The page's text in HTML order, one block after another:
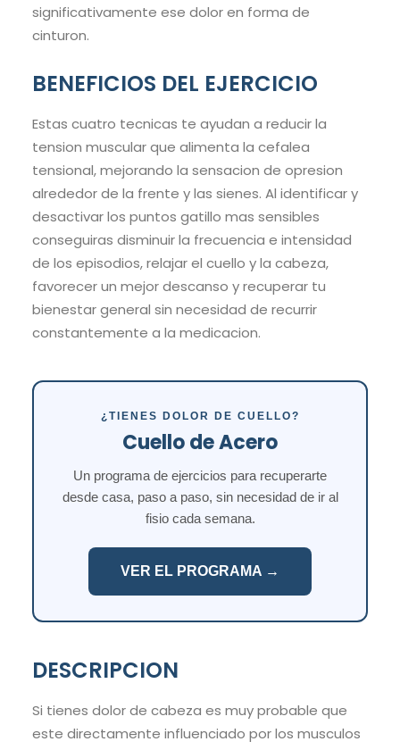
significativamente ese dolor en forma de
cinturon.
BENEFICIOS DEL EJERCICIO
Estas cuatro tecnicas te ayudan a reducir la
tension muscular que alimenta la cefalea
tensional, mejorando la sensacion de opresion
alrededor de la frente y las sienes. Al identificar y
desactivar los puntos gatillo mas sensibles
conseguiras disminuir la frecuencia e intensidad
de los episodios, relajar el cuello y la cabeza,
favorecer un mejor descanso y recuperar tu
bienestar general sin necesidad de recurrir
constantemente a la medicacion.
¿TIENES DOLOR DE CUELLO?
Cuello de Acero
Un programa de ejercicios para recuperarte
desde casa, paso a paso, sin necesidad de ir al
fisio cada semana.
VER EL PROGRAMA →
DESCRIPCION
Si tienes dolor de cabeza es muy probable que
este directamente influenciado por los musculos